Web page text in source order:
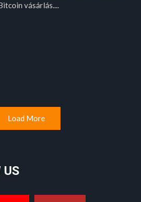
vásárlás....
Load More
US